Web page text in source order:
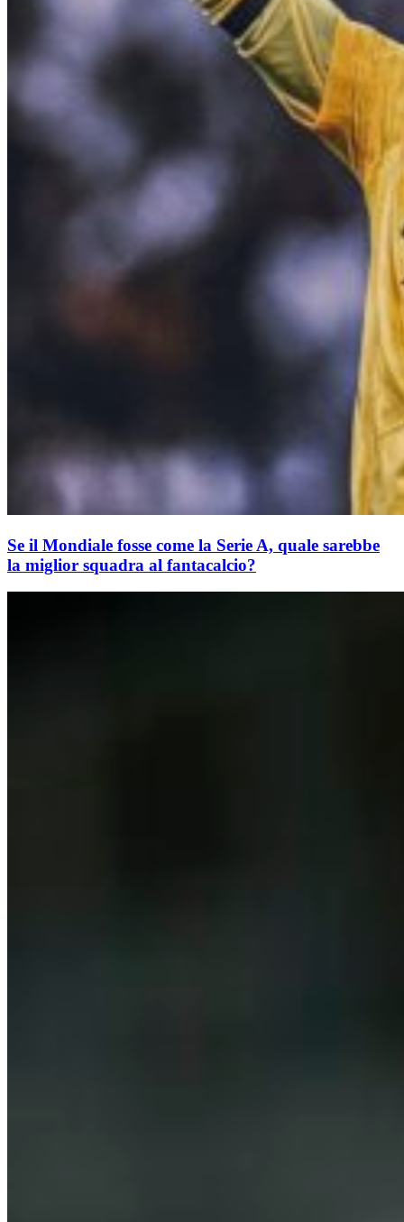
Se il Mondiale fosse come la Serie A, quale sarebbe
la miglior squadra al fantacalcio?